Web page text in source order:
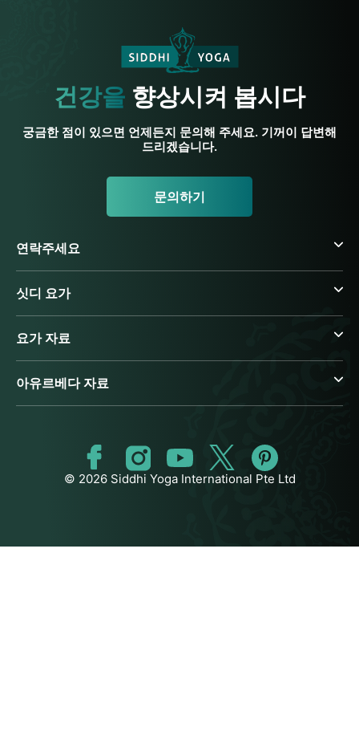
건강을 향상시켜 봅시다
궁금한 점이 있으면 언제든지 문의해 주세요. 기꺼이 답변해
드리겠습니다.
문의하기
연락주세요
싯디 요가
요가 자료
아유르베다 자료
© 2026 Siddhi Yoga International Pte Ltd